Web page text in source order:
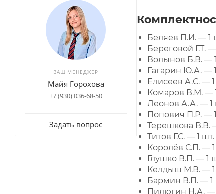
Беляев П.И. — 1
Береговой Г.Т.
Волынов Б.В. —
Гагарин Ю.А. —
Елисеев А.С. —
Комаров В.М. —
Леонов А.А. — 1
Попович П.Р. —
Терешкова В.В.
Титов Г.С. — 1 шт.
Королёв С.П. —
Глушко В.П. — 1
Келдыш М.В. —
Бармин В.П. — 1
Пилюгин Н.А. —
ВАШ МЕНЕДЖЕР
Майя Горохова
+7 (930) 036-68-50
Задать вопрос